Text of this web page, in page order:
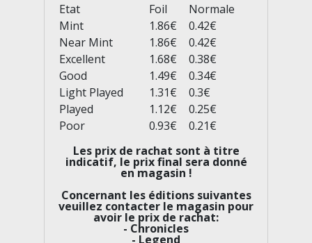
Etat Foil
Normale
Mint
1.86
0.42
Near Mint
1.86
0.42
Excellent
1.68
0.38
Good
1.49
0.34
Light Played
1.31
0.3
Played
1.12
0.25
Poor
0.93
0.21
Les prix de rachat sont à titre
indicatif, le prix final sera donné
en magasin !
Concernant les éditions suivantes
veuillez contacter le magasin pour
avoir le prix de rachat:
- Chronicles
- Legend